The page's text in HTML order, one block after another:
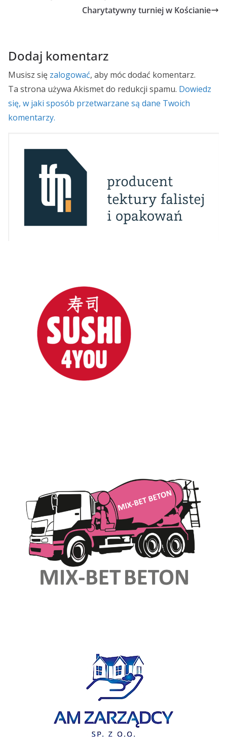
Charytatywny turniej w Kościanie
Dodaj komentarz
Musisz się zalogować, aby móc dodać komentarz.
Ta strona używa Akismet do redukcji spamu. Dowiedz
się, w jaki sposób przetwarzane są dane Twoich
komentarzy.